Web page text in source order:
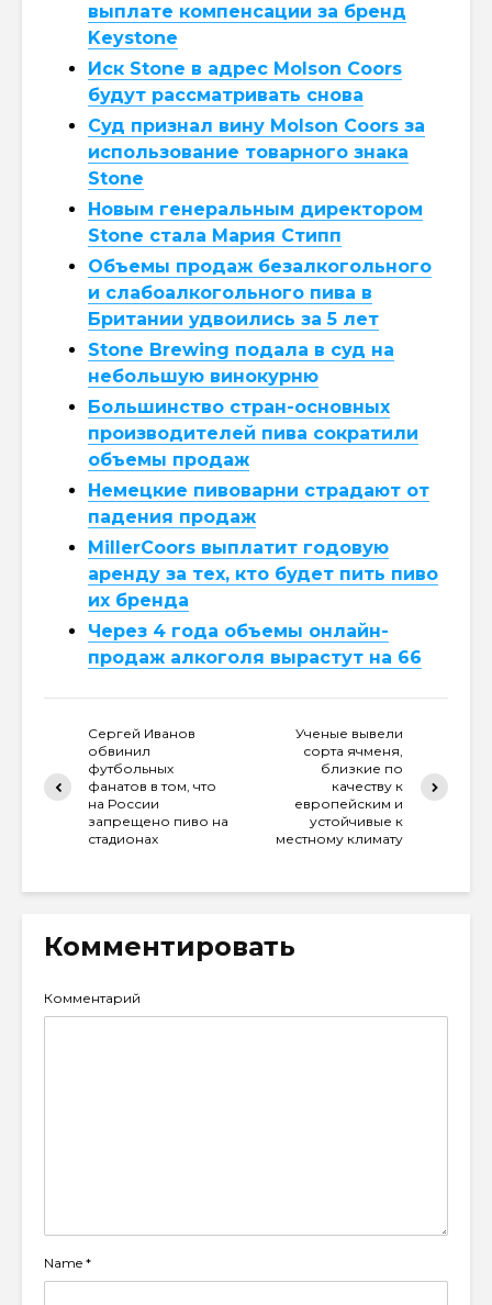
выплате компенсации за бренд
Keystone
Иск Stone в адрес Molson Coors
будут рассматривать снова
Суд признал вину Molson Coors за
использование товарного знака
Stone
Новым генеральным директором
Stone стала Мария Стипп
Объемы продаж безалкогольного
и слабоалкогольного пива в
Британии удвоились за 5 лет
Stone Brewing подала в суд на
небольшую винокурню
Большинство стран-основных
производителей пива сократили
объемы продаж
Немецкие пивоварни страдают от
падения продаж
MillerCoors выплатит годовую
аренду за тех, кто будет пить пиво
их бренда
Через 4 года объемы онлайн-
продаж алкоголя вырастут на 66
Сергей Иванов
обвинил
футбольных
фанатов в том, что
на России
запрещено пиво на
стадионах
Ученые вывели
сорта ячменя,
близкие по
качеству к
европейским и
устойчивые к
местному климату
Комментировать
Комментарий
Name *